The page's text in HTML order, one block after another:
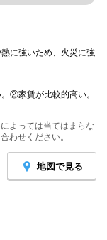
に強いため、火災に強
②家賃が比較的高い。
よっては当てはまらな
わせください。
地図で見る